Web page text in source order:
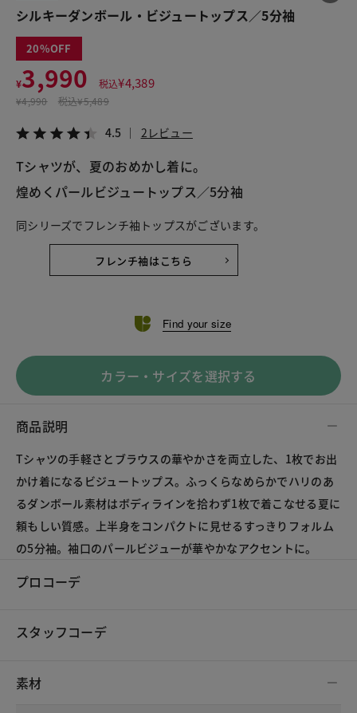
シルキーダンボール・ビジュートップス／5分袖
20
¥3,990 税込¥4,389
¥4,990 税込¥5,489
4.5 2レビュー
Tシャツが、夏のおめかし着に。
煌めくパールビジュートップス／5分袖
同シリーズでフレンチ袖トップスがございます。
フレンチ袖はこちら
Find your size
カラー・サイズを選択する
商品説明
Tシャツの手軽さとブラウスの華やかさを両立した、1枚でお出
かけ着になるビジュートップス。ふっくらなめらかでハリのあ
るダンボール素材はボディラインを拾わず1枚で着こなせる夏に
頼もしい質感。上半身をコンパクトに見せるすっきりフォルム
の5分袖。袖口のパールビジューが華やかなアクセントに。
プロコーデ
スタッフコーデ
素材
この商品をシェアする
¥3,990
税込¥4,389
LINE X メール